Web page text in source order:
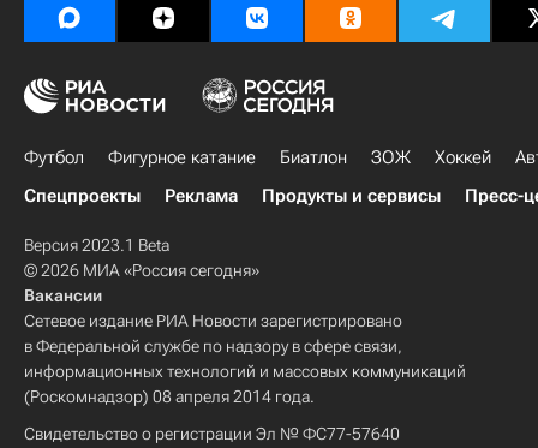
Футбол Фигурное катание Биатлон ЗОЖ Хоккей
Спецпроекты
Реклама Продукты и сервисы Пресс-
Версия 2023.1 Beta
© 2026 МИА «Россия сегодня»
Вакансии
Сетевое издание РИА Новости зарегистрировано
в Федеральной службе по надзору в сфере связи,
информационных технологий и массовых коммуникаций
(Роскомнадзор) 08 апреля 2014 года.
Свидетельство о регистрации Эл № ФС77-57640